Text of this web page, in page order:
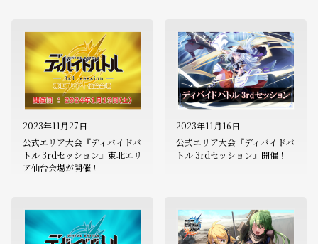
2023年11月27日
公式エリア大会『ディバイドバ
トル 3rdセッション』東北エリ
ア仙台会場が開催！
2023年11月16日
公式エリア大会『ディバイドバ
トル 3rdセッション』開催！